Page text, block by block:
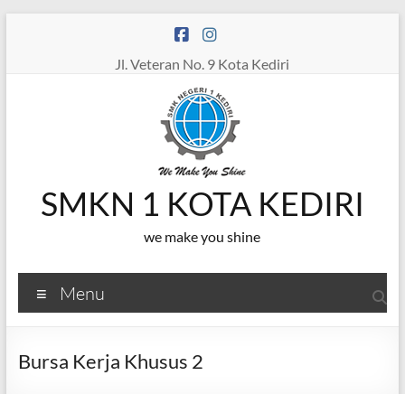
Jl. Veteran No. 9 Kota Kediri
SMKN 1 KOTA KEDIRI
we make you shine
Menu
Bursa Kerja Khusus 2